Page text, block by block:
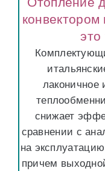
это
лаконичное
снижает
сравнении с
на
причем